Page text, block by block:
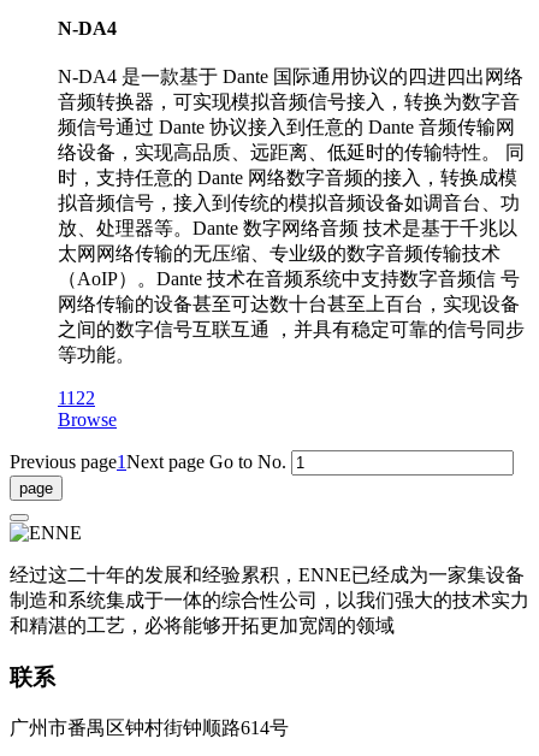
N-DA4
N‐DA4 是一款基于 Dante 国际通用协议的四进四出网络
音频转换器，可实现模拟音频信号接入，转换为数字音
频信号通过 Dante 协议接入到任意的 Dante 音频传输网
络设备，实现高品质、远距离、低延时的传输特性。 同
时，支持任意的 Dante 网络数字音频的接入，转换成模
拟音频信号，接入到传统的模拟音频设备如调音台、功
放、处理器等。Dante 数字网络音频 技术是基于千兆以
太网网络传输的无压缩、专业级的数字音频传输技术
（AoIP）。Dante 技术在音频系统中支持数字音频信 号
网络传输的设备甚至可达数十台甚至上百台，实现设备
之间的数字信号互联互通 ，并具有稳定可靠的信号同步
等功能。
1122
Browse
Previous page1Next page Go to No.
经过这二十年的发展和经验累积，ENNE已经成为一家集设备
制造和系统集成于一体的综合性公司，以我们强大的技术实力
和精湛的工艺，必将能够开拓更加宽阔的领域
联系
广州市番禺区钟村街钟顺路614号